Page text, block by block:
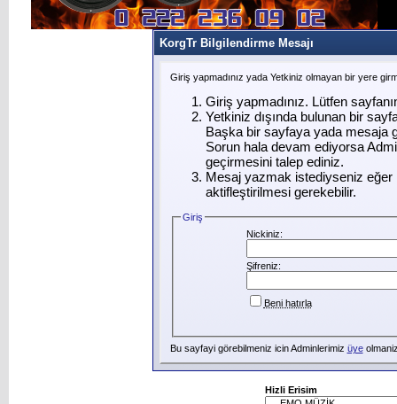
KorgTr Bilgilendirme Mesajı
Giriş yapmadınız yada Yetkiniz olmayan bir yere
Giriş yapmadınız. Lütfen
Yetkiniz dışında bulunan bir
Başka bir sayfaya yada mesaja
Sorun hala devam ediyorsa
geçirmesini talep ediniz.
Mesaj yazmak istediyseniz eğer
aktifleştirilmesi gerekebilir.
Giriş
Nickiniz:
Şifreniz:
Beni hatırla
Bu sayfayi görebilmeniz icin Adminlerimiz üye
Hizli Erisim